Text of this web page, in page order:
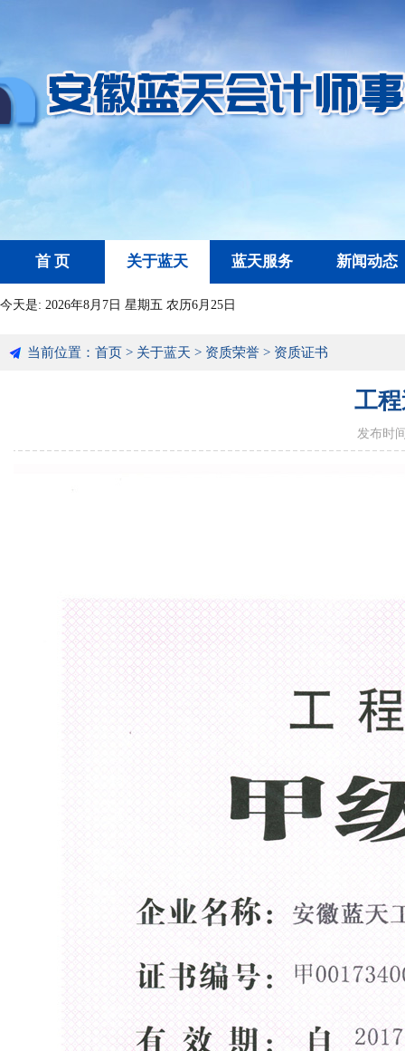
首 页 关于蓝天 蓝天服务 新闻动态
今天是: 2026年8月7日 星期五 农历6月25日
当前位置： 首页 > 关于蓝天 > 资质荣誉 > 资质证书
工
发布时